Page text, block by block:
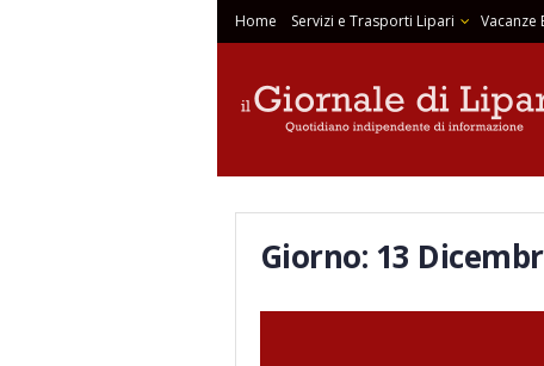
Home Servizi e Trasporti Lipari Vacanze
Giorno: 13